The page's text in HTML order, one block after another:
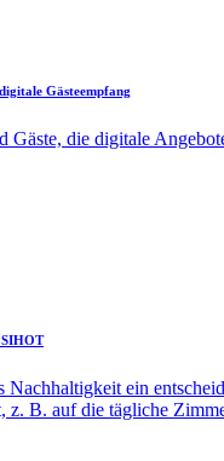
Gästeempfang
Gäste, die digitale
SIHOT
Nachhaltigkeit ein
z. B. auf die tägliche